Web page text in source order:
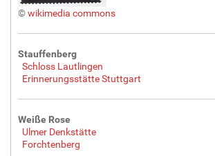
©wikimedia commons
Stauffenberg
Schloss Lautlingen
Erinnerungsstätte Stuttgart
Weiße Rose
Ulmer Denkstätte
Forchtenberg